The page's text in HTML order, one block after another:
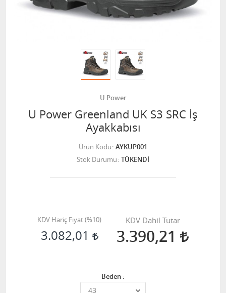
U Power
U Power Greenland UK S3 SRC İş
Ayakkabısı
Ürün Kodu AYKUP001
Stok Durumu TÜKENDİ
KDV Hariç Fiyat (%10)
3.082,01
KDV Dahil Tutar
3.390,21
Beden :